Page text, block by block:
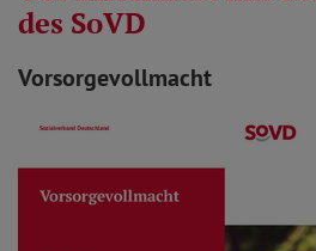
des SoVD
Vorsorgevollmacht